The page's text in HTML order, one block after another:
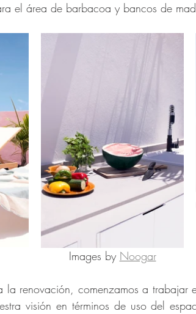
el área de barbacoa y bancos de
Images by Noogar
la renovación, comenzamos a trabajar
visión en términos de uso del